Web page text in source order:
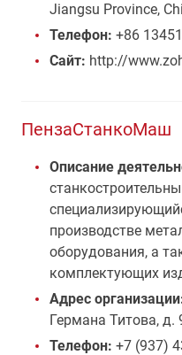
Jiangsu Province,
Телефон: +86
Сайт: http://
ПензаСтанкоМаш
Описание
производстве
оборудования, а
комплектующих
Адрес
Германа Титова, д.
Телефон: +7 (937)